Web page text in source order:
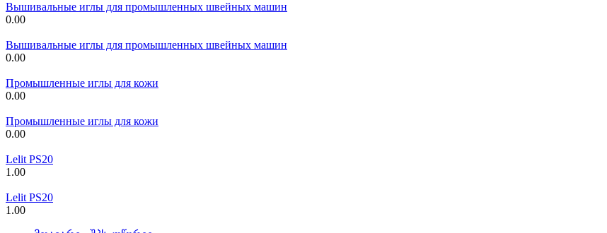
Вышивальные иглы для промышленных швейных машин
0.00
Вышивальные иглы для промышленных швейных машин
0.00
Промышленные иглы для кожи
0.00
Промышленные иглы для кожи
0.00
Lelit PS20
1.00
Lelit PS20
1.00